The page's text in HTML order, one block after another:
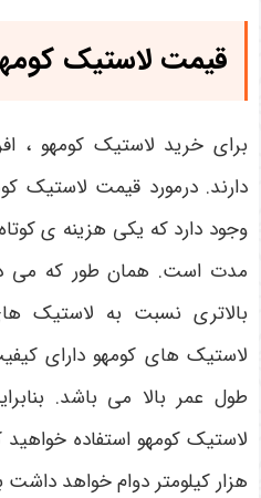
قیمت لاستیک
برای خرید لاستیک کومهو ،
دارند. درمورد قیمت لاستیک
وجود دارد که یکی هزینه ی
مدت است. همان طور که می
بالاتری نسبت به
لاستیک های کومهو دارای
طول عمر بالا می باشد.
هزار کیلومتر دوام خواهد داشت